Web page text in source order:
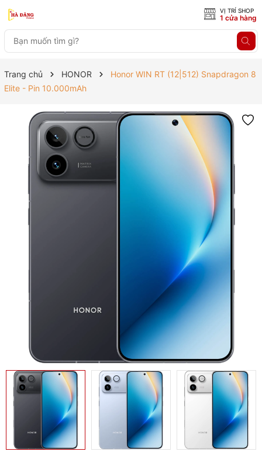
VỊ TRÍ SHOP
1 cửa hàng
Trang chủ HONOR
Honor WIN RT (12|512) Snapdragon 8
Elite - Pin 10.000mAh